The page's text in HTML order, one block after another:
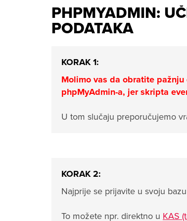
PHPMYADMIN:
PODATAKA
KORAK 1:
Molimo vas da obratite
phpMyAdmin-a, jer skripta
U tom slučaju preporučujemo
KORAK 2:
Najprije se prijavite u svoju
To možete npr. direktno u KAS